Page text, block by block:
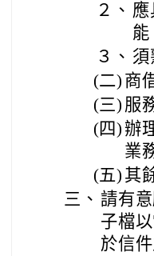
２、
能
３、
(二) 商
(三) 服
(四)辦
業
(五) 其
三、 請有
子檔
於信